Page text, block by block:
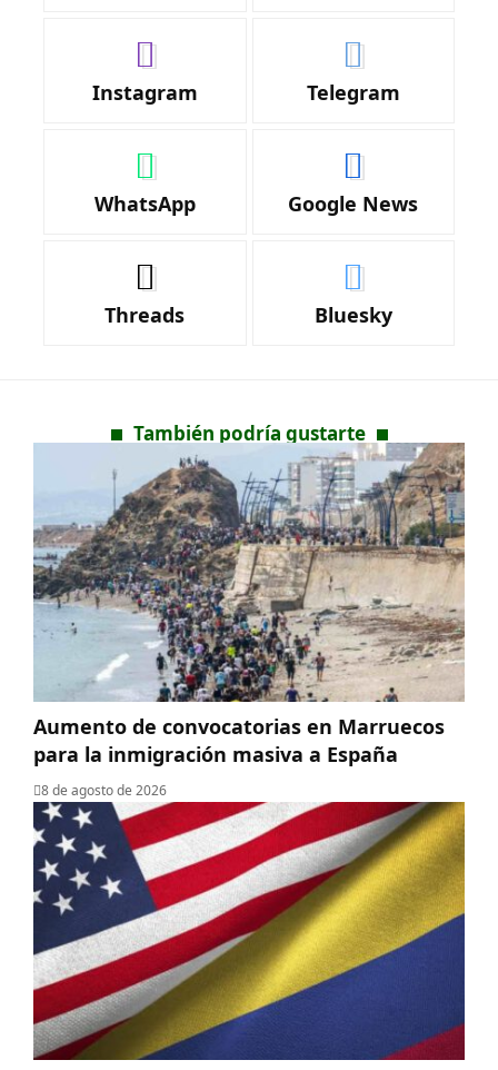
Instagram Telegram
WhatsApp Google News
Threads Bluesky
También podría gustarte
Aumento de convocatorias en Marruecos
para la inmigración masiva a España
8 de agosto de 2026